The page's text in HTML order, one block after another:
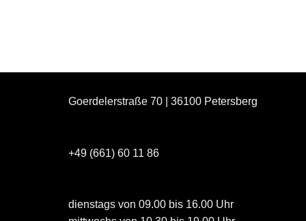
Goerdelerstraße 70 | 36100 Petersberg
+49 (661) 60 11 86
dienstags von 09.00 bis 16.00 Uhr